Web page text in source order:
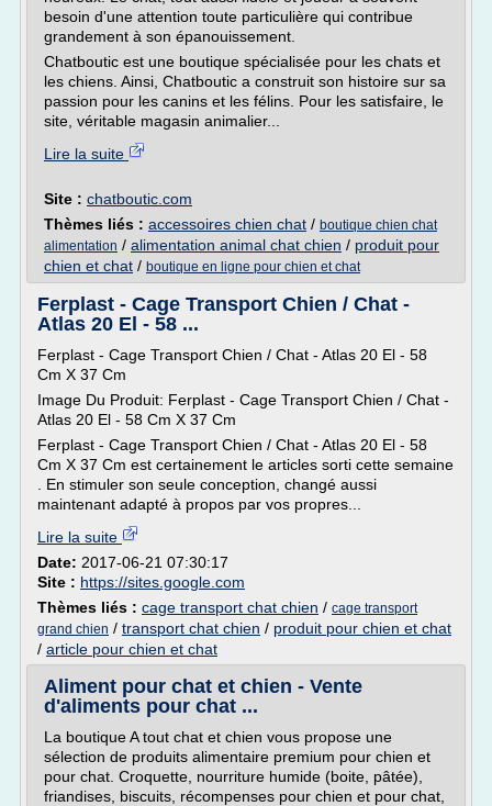
besoin d'une attention toute particulière qui contribue
grandement à son épanouissement.
Chatboutic est une boutique spécialisée pour les chats et
les chiens. Ainsi, Chatboutic a construit son histoire sur sa
passion pour les canins et les félins. Pour les satisfaire, le
site, véritable magasin animalier...
Lire la suite
Site : chatboutic.com
Thèmes liés : accessoires chien chat / boutique chien chat
alimentation / alimentation animal chat chien / produit pour
chien et chat / boutique en ligne pour chien et chat
Ferplast - Cage Transport Chien / Chat -
Atlas 20 El - 58 ...
Ferplast - Cage Transport Chien / Chat - Atlas 20 El - 58
Cm X 37 Cm
Image Du Produit: Ferplast - Cage Transport Chien / Chat -
Atlas 20 El - 58 Cm X 37 Cm
Ferplast - Cage Transport Chien / Chat - Atlas 20 El - 58
Cm X 37 Cm est certainement le articles sorti cette semaine
. En stimuler son seule conception, changé aussi
maintenant adapté à propos par vos propres...
Lire la suite
Date: 2017-06-21 07:30:17
Site : https://sites.google.com
Thèmes liés : cage transport chat chien / cage transport
grand chien / transport chat chien / produit pour chien et chat
/ article pour chien et chat
Aliment pour chat et chien - Vente
d'aliments pour chat ...
La boutique A tout chat et chien vous propose une
sélection de produits alimentaire premium pour chien et
pour chat. Croquette, nourriture humide (boite, pâtée),
friandises, biscuits, récompenses pour chien et pour chat,